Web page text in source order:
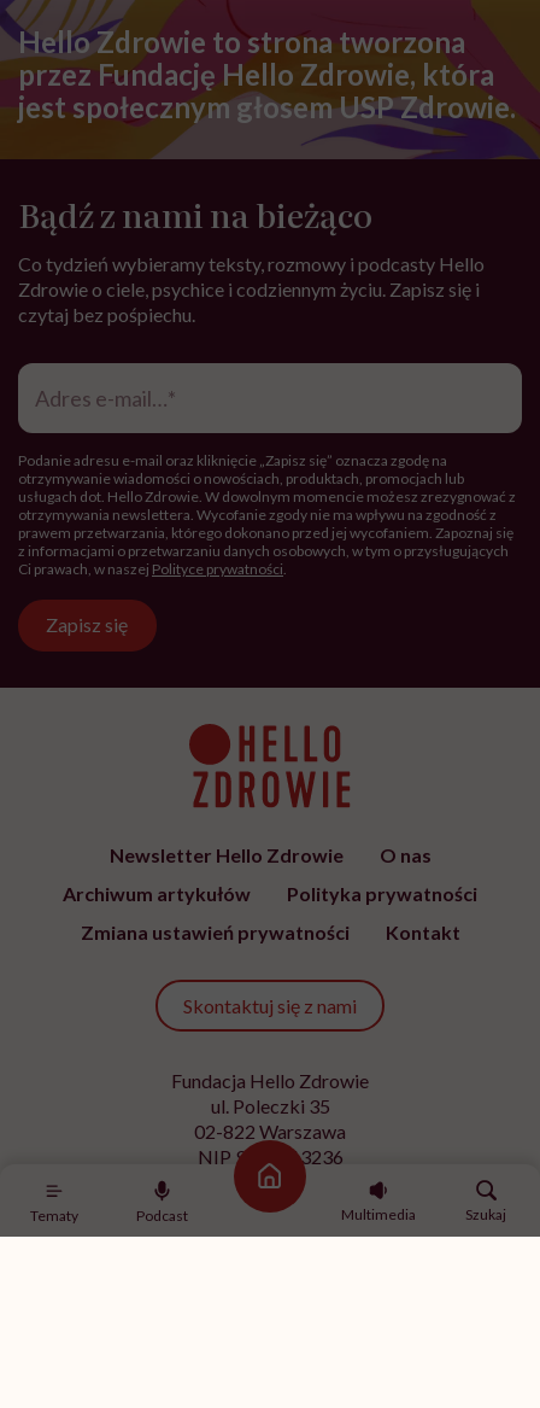
Tematy Podcast
Strona główna
Multimedia
Szukaj
Hello Zdrowie to strona tworzona
przez Fundację Hello Zdrowie, która
jest społecznym głosem USP Zdrowie.
Bądź z nami na bieżąco
Co tydzień wybieramy teksty, rozmowy i podcasty Hello
Zdrowie o ciele, psychice i codziennym życiu. Zapisz się i
czytaj bez pośpiechu.
Adres
mail*
Podanie adresu e-mail oraz kliknięcie „Zapisz się” oznacza zgodę na
otrzymywanie wiadomości o nowościach, produktach, promocjach lub
usługach dot. Hello Zdrowie. W dowolnym momencie możesz zrezygnować z
otrzymywania newslettera. Wycofanie zgody nie ma wpływu na zgodność z
prawem przetwarzania, którego dokonano przed jej wycofaniem. Zapoznaj się
z informacjami o przetwarzaniu danych osobowych, w tym o przysługujących
Ci prawach, w naszej Polityce prywatności
Zapisz się
Newsletter Hello Zdrowie
O nas
Archiwum artykułów
Polityka prywatności
Zmiana ustawień prywatności
Kontakt
Skontaktuj się z nami
Fundacja Hello Zdrowie
ul. Poleczki 35
02-822 Warszawa
NIP 9512613236
Kontakt z redakcją
redakcja@hellozdrowie.pl